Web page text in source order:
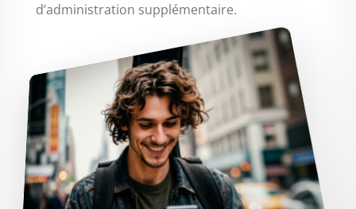
d’administration supplémentaire.